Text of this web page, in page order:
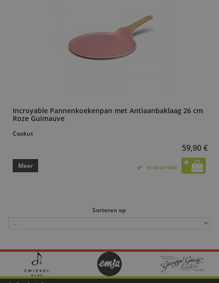
Incroyable Pannenkoekenpan met Antiaanbaklaag 26 cm
Roze Guimauve
Cookut
59,90 €
Meer In voorraad
Sorteren op